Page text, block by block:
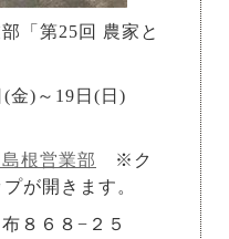
「第25回 農家と
(金)～19日(日)
根営業部
※ク
が開きます。
布８６８−２５